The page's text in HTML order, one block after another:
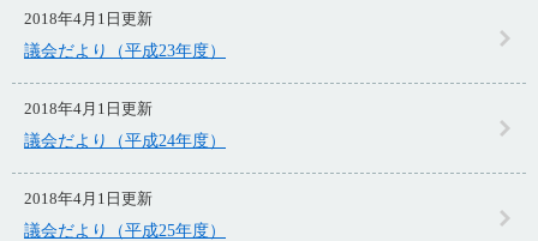
2018年4月1日更新
議会だより（平成23年度）
2018年4月1日更新
議会だより（平成24年度）
2018年4月1日更新
議会だより（平成25年度）